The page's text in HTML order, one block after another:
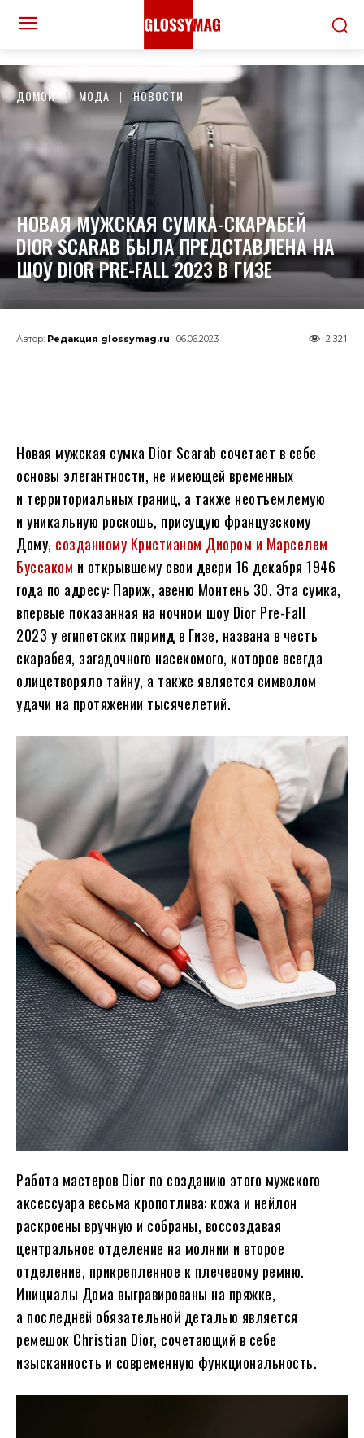
ДОМОЙ МОДА НОВОСТИ
НОВАЯ МУЖСКАЯ СУМКА-СКАРАБЕЙ
DIOR SCARAB БЫЛА ПРЕДСТАВЛЕНА НА
ШОУ DIOR PRE-FALL 2023 В ГИЗЕ
Автор: Редакция glossymag.ru 06.06.2023 2 321
Новая мужская сумка Dior Scarab сочетает в себе
основы элегантности, не имеющей временных
и территориальных границ, а также неотъемлемую
и уникальную роскошь, присущую французскому
Дому, созданному Кристианом Диором и Марселем
Буссаком и открывшему свои двери 16 декабря 1946
года по адресу: Париж, авеню Монтень 30. Эта сумка,
впервые показанная на ночном шоу Dior Pre-Fall
2023 у египетских пирмид в Гизе, названа в честь
скарабея, загадочного насекомого, которое всегда
олицетворяло тайну, а также является символом
удачи на протяжении тысячелетий.
Работа мастеров Dior по созданию этого мужского
аксессуара весьма кропотлива: кожа и нейлон
раскроены вручную и собраны, воссоздавая
центральное отделение на молнии и второе
отделение, прикрепленное к плечевому ремню.
Инициалы Дома выгравированы на пряжке,
а последней обязательной деталью является
ремешок Christian Dior, сочетающий в себе
изысканность и современную функциональность.